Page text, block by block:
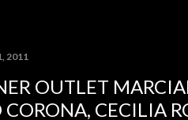
2011
OUTLET
CECILIA